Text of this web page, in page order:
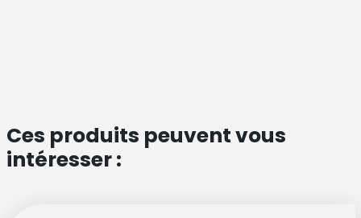
Ces produits peuvent vous
intéresser :